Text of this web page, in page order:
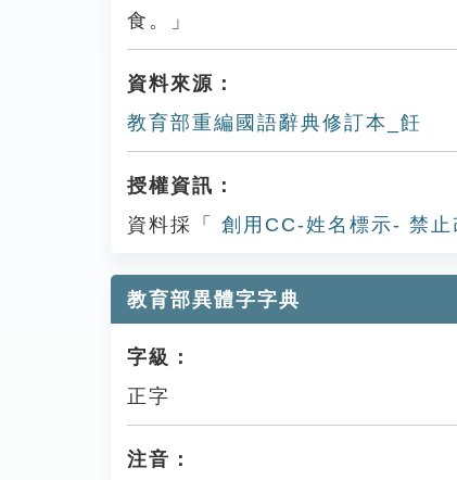
食。」
資料來源：
教育部重編國語辭典修訂本_飪
授權資訊：
資料採「
創用CC-姓名標示- 禁
教育部異體字字典
字級：
正字
注音：